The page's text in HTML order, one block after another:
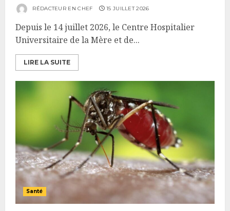
RÉDACTEUR EN CHEF 15 JUILLET 2026
Depuis le 14 juillet 2026, le Centre Hospitalier
Universitaire de la Mère et de...
LIRE LA SUITE
Santé